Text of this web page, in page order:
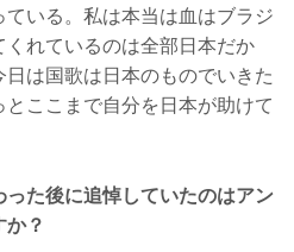
いる。私は本当は血はブラジ
れているのは全部日本だか
は国歌は日本のものでいきた
ここまで自分を日本が助けて
た後に追悼していたのはアン
か？